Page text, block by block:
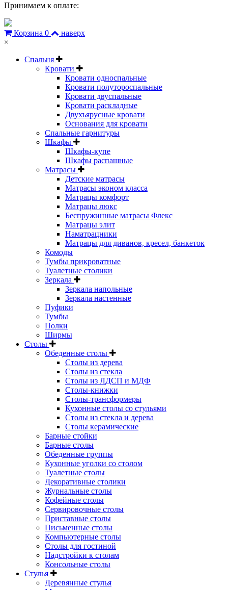
Принимаем к оплате:
Корзина 0
наверх
×
Спальня
Кровати
Кровати односпальные
Кровати полутороспальные
Кровати двуспальные
Кровати раскладные
Двухъярусные кровати
Основания для кровати
Спальные гарнитуры
Шкафы
Шкафы-купе
Шкафы распашные
Матрасы
Детские матрасы
Матрасы эконом класса
Матрацы комфорт
Матрацы люкс
Беспружинные матрасы Флекс
Матрацы элит
Наматрацники
Матрацы для диванов, кресел, банкеток
Комоды
Тумбы прикроватные
Туалетные столики
Зеркала
Зеркала напольные
Зеркала настенные
Пуфики
Тумбы
Полки
Ширмы
Столы
Обеденные столы
Столы из дерева
Столы из стекла
Столы из ЛДСП и МДФ
Столы-книжки
Столы-трансформеры
Кухонные столы со стульями
Столы из стекла и дерева
Столы керамические
Барные стойки
Барные столы
Обеденные группы
Кухонные уголки со столом
Туалетные столы
Декоративные столики
Журнальные столы
Кофейные столы
Сервировочные столы
Приставные столы
Письменные столы
Компьютерные столы
Столы для гостиной
Надстройки к столам
Консольные столы
Стулья
Деревянные стулья